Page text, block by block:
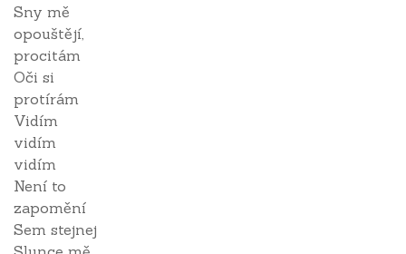
Sny mě
opouštějí,
procitám
Oči si
protírám
Vidím
vidím
vidím
Není to
zapomění
Sem stejnej